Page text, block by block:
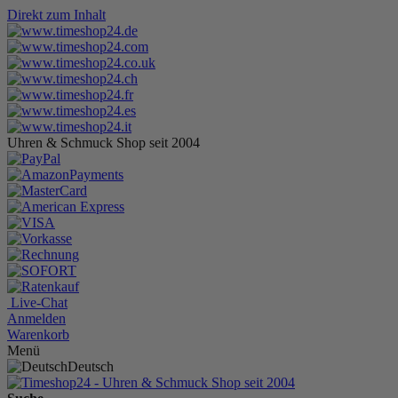
Direkt zum Inhalt
Uhren & Schmuck Shop seit 2004
Live-Chat
Anmelden
Warenkorb
Menü
Deutsch